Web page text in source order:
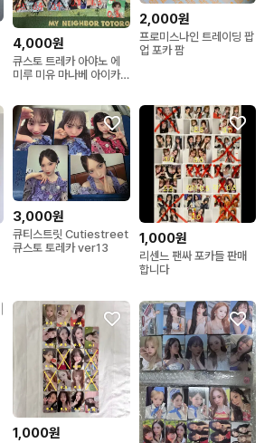
4,000원
큐스토 트레카 아야노 에
미루 미유 마나베 아이카
애니포케
2,000원
프로미스나인 트레이딩 팝
업 포카 팜
3,000원
큐티스트릿 Cutiestreet
큐스토 토레카 ver13
1,000원
리센느 팬싸 포카들 판매
합니다
1,000원